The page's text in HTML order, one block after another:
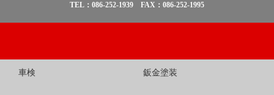
TEL：086-252-1939 FAX：086-252-1995
車検 鈑金塗装